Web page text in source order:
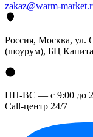
zakaz@warm-
Россия, Москва, ул.
(шоурум), БЦ
ПН-ВС — с 9:00 до
Call-центр 24/7